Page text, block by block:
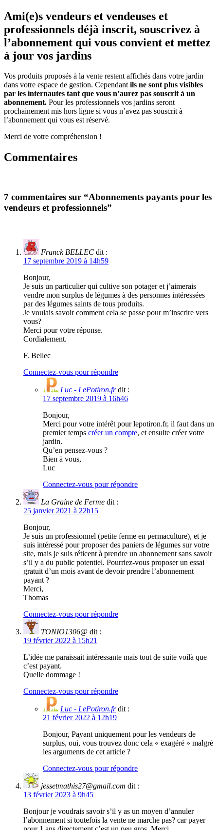
Ami(e)s vendeurs et vendeuses et
professionnels déjà inscrit, souscrivez à
l’abonnement qui vous convient et mettez
à jour vos jardins
Vos produits proposés à la vente restent affichés dans votre jardin
dans votre espace de gestion. Cependantils ne sont plus visibles
par les internautes tant que vous n’aurez pas souscrit à un
abonnement. Pour les professionnels vos jardins seront
prochainement mis hors ligne si vous n’avez pas souscrit à
l’abonnement qui vous est réservé.
Merci de votre compréhension !
Commentaires
7 commentaires sur “Abonnements payants pour les
vendeurs et professionnels”
Franck BELLEC dit :
17 septembre 2019 à 14h59
Bonjour,
Je suis un particulier qui cultive son potager et j’aimerais
vendre mon surplus de légumes à des personnes intéressées
par des légumes saints de tous produits.
Je voulais savoir comment cela se passe pour m’inscrire vers
vous?
Merci pour votre réponse.
Cordialement.
F. Bellec
Connectez-vous pour répondre
Luc - LePotiron.fr dit :
17 septembre 2019 à 16h46
Bonjour,
Merci pour votre intérêt pour lepotiron.fr, il faut dans un
premier temps créer un compte, et ensuite créer votre
jardin.
Qu’en pensez-vous ?
Bien à vous,
Luc
Connectez-vous pour répondre
La Graine de Ferme dit :
25 janvier 2021 à 22h15
Bonjour,
Je suis un professionnel (petite ferme en permaculture), et je
suis intéressé pour proposer des paniers de légumes sur votre
site, mais je suis réticent à prendre un abonnement sans savoir
s’il y a du public potentiel. Pourriez-vous proposer un essai
gratuit d’un mois avant de devoir prendre l’abonnement
payant ?
Merci,
Thomas
Connectez-vous pour répondre
TONIO1306@ dit :
19 février 2022 à 15h21
L’idée me paraissait intéressante mais tout de suite voilà que
c’est payant.
Quelle dommage !
Connectez-vous pour répondre
Luc - LePotiron.fr dit :
21 février 2022 à 12h19
Bonjour, Payant uniquement pour les vendeurs de
surplus, oui, vous trouvez donc cela « exagéré » malgré
les arguments de cet article ?
Connectez-vous pour répondre
jessetmathis27@gmail.com dit :
13 février 2023 à 9h45
Bonjour je voudrais savoir s’il y as un moyen d’annuler
l’abonnement si toutefois la vente ne marche pas? car payer